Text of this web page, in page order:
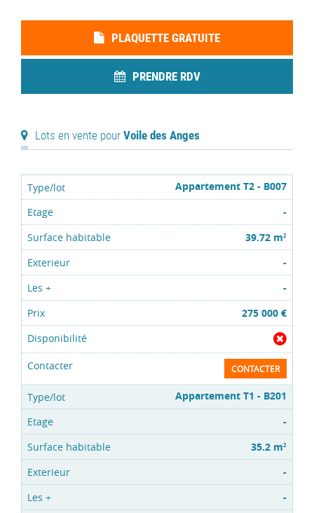
PLAQUETTE GRATUITE
PRENDRE RDV
Lots en vente pour Voile des Anges
Appartement T2 - B007
-
39.72 m2
-
-
275 000 €
CONTACTER
Appartement T1 - B201
-
35.2 m2
-
-